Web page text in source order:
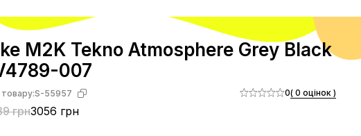
M2K Tekno Atmosphere Grey Black
007
S-55957
грн3056 грн
0( 0 оцінок )